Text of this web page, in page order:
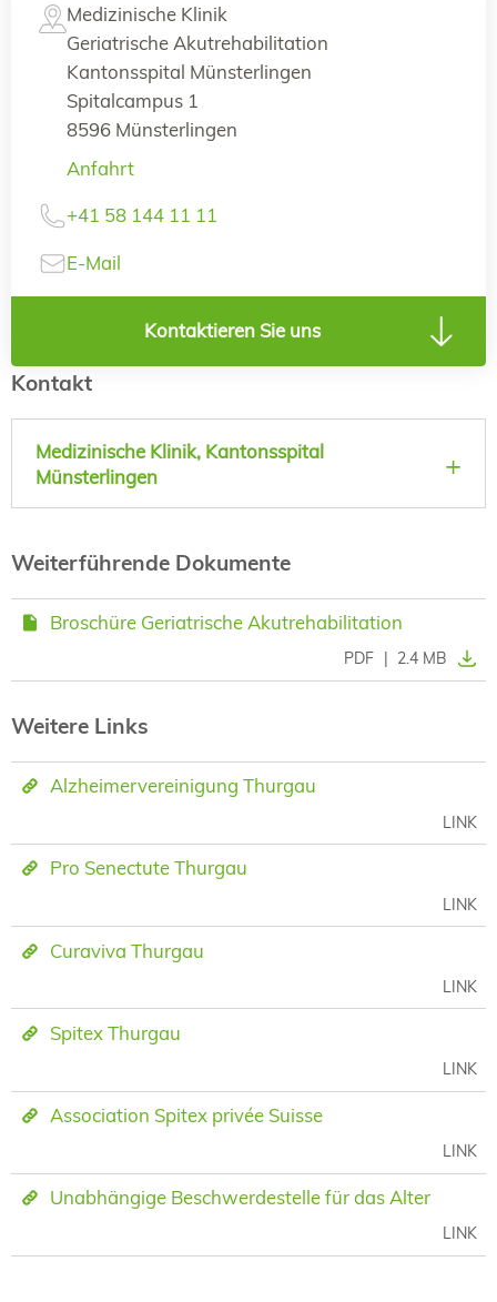
Medizinische Klinik
Geriatrische Akutrehabilitation
Kantonsspital Münsterlingen
Spitalcampus 1
8596 Münsterlingen
Anfahrt
+41 58 144 11 11
E-Mail
Kontaktieren Sie uns
Kontakt
Medizinische Klinik, Kantonsspital
Münsterlingen
Weiterführende Dokumente
Broschüre Geriatrische Akutrehabilitation
PDF 2.4 MB
Weitere Links
Alzheimervereinigung Thurgau
LINK
Pro Senectute Thurgau
LINK
Curaviva Thurgau
LINK
Spitex Thurgau
LINK
Association Spitex privée Suisse
LINK
Unabhängige Beschwerdestelle für das Alter
LINK